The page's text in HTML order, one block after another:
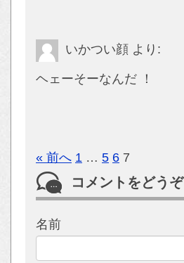
いかつい顔 より:
ヘェーそーなんだ ！
« 前へ 1 … 5 6 7
コメントをどうぞ
名前